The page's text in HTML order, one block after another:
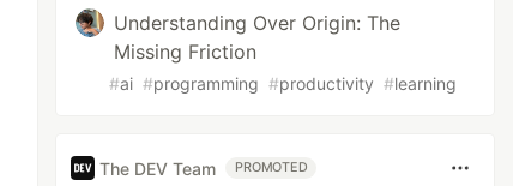
Understanding Over Origin: The
Missing Friction
#ai #programming #productivity #learning
The DEV Team PROMOTED